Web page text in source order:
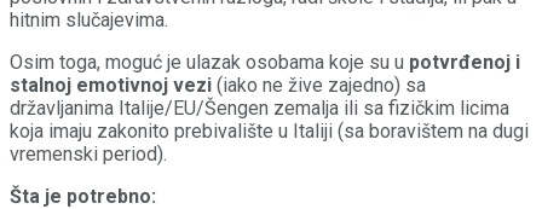
hitnim slučajevima.
Osim toga, moguć je ulazak osobama koje su u potvrđenoj i
stalnoj emotivnoj vezi (iako ne žive zajedno) sa
državljanima Italije/EU/Šengen zemalja ili sa fizičkim licima
koja imaju zakonito prebivalište u Italiji (sa boravištem na dugi
vremenski period).
Šta je potrebno: